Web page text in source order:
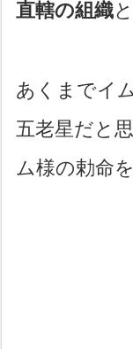
直轄の組織
あくまでイ
五老星だと
ム様の勅命